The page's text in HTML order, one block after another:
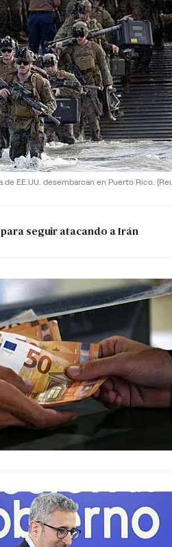
de EE.UU. desembarcan en Puerto Rico.
seguir atacando a Irán